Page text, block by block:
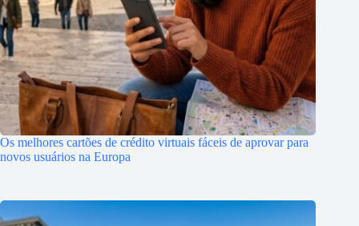
Os melhores cartões de crédito virtuais fáceis de aprovar para
novos usuários na Europa